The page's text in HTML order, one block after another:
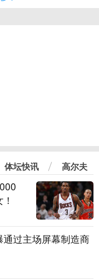
体坛快讯 高尔夫
过主场屏幕制造商